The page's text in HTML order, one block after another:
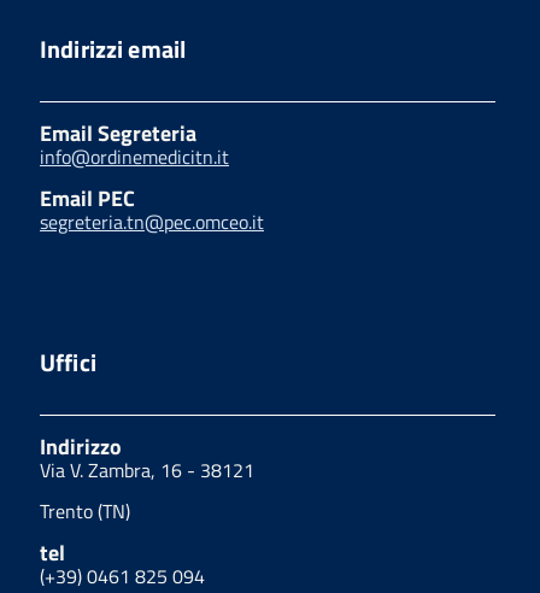
Indirizzi email
Email Segreteria
info@ordinemedicitn.it
Email PEC
segreteria.tn@pec.omceo.it
Uffici
Indirizzo
Via V. Zambra, 16 - 38121
Trento (TN)
tel
(+39) 0461 825 094